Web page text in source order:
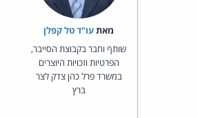
מאת‏עו"ד טל קפלן
שותף וחבר בקבוצת הסייבר,
הפרטיות וזכויות היוצרים
במשרד פרל כהן צדק לצר
ברץ